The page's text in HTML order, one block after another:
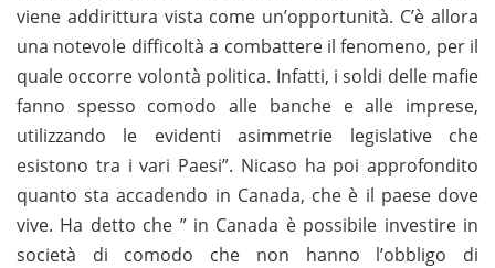
viene addirittura vista come un’opportunità. C’è allora
una notevole difficoltà a combattere il fenomeno, per il
quale occorre volontà politica. Infatti, i soldi delle mafie
fanno spesso comodo alle banche e alle imprese,
utilizzando le evidenti asimmetrie legislative che
esistono tra i vari Paesi”. Nicaso ha poi approfondito
quanto sta accadendo in Canada, che è il paese dove
vive. Ha detto che ” in Canada è possibile investire in
società di comodo che non hanno l’obbligo di